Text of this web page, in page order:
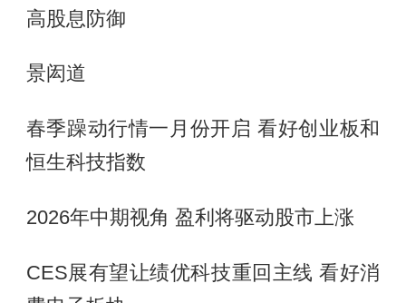
高股息防御
景闳道
春季躁动行情一月份开启 看好创业板和
恒生科技指数
2026年中期视角 盈利将驱动股市上涨
CES展有望让绩优科技重回主线 看好消